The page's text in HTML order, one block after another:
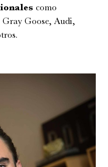
como
Goose, Audi,